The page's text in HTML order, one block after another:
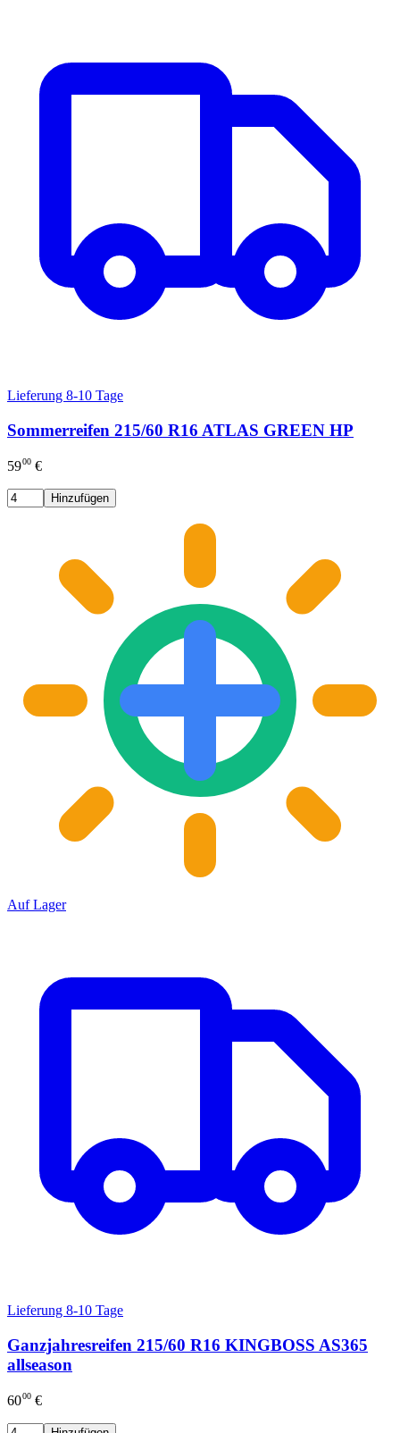
Lieferung 8-10 Tage
Sommerreifen 215/60 R16 ATLAS GREEN HP
5900 €
Hinzufügen
Auf Lager
Lieferung 8-10 Tage
Ganzjahresreifen 215/60 R16 KINGBOSS AS365
allseason
6000 €